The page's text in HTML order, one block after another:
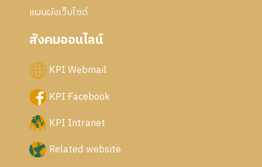
แผนผังเว็บไซด์
สังคมออนไลน์
KPI Webmail
KPI Facebook
KPI Intranet
Related website